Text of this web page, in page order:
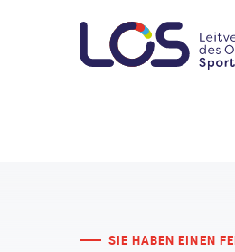
SIE HABEN EINEN